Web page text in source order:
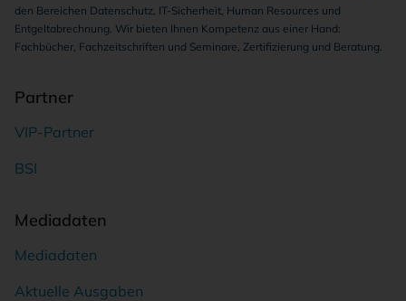
den Bereichen Datenschutz, IT-Sicherheit, Human Resources und
Entgeltabrechnung. Wir bieten Ihnen Kompetenz aus einer Hand:
Fachbücher, Fachzeitschriften und Seminare, Zertifizierung und Beratung.
Partner
VIP-Partner
BSI
Mediadaten
Mediadaten
Aktuelle Ausgaben